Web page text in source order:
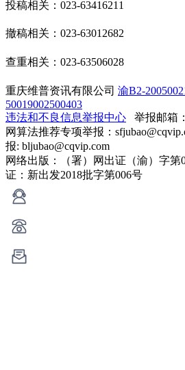
投稿相关：023-63416211
撤稿相关：023-63012682
查重相关：023-63506028
重庆维普资讯有限公司 渝B2-
50019002500403
违法和不良信息举报中心 举报邮箱
网算法推荐专项举报：
报: bljubao@cqvip.com
网络出版：（署）网出证（渝）字
证：新出发2018批字第006号